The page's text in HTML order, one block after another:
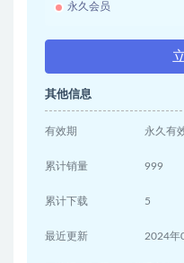
永久会员
其他信息
有效期 永久有
累计销量 999
累计下载 5
最近更新 2024年